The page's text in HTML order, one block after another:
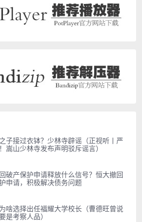
子接过衣钵？少林寺辟谣（正视听丨严
嵩山少林寺发布声明驳斥谣言）
破产保护申请释放什么信号？恒大撤回
申请，积极解决债务问题
啥选择出任福耀大学校长（曹德旺曾说
是考察人品）